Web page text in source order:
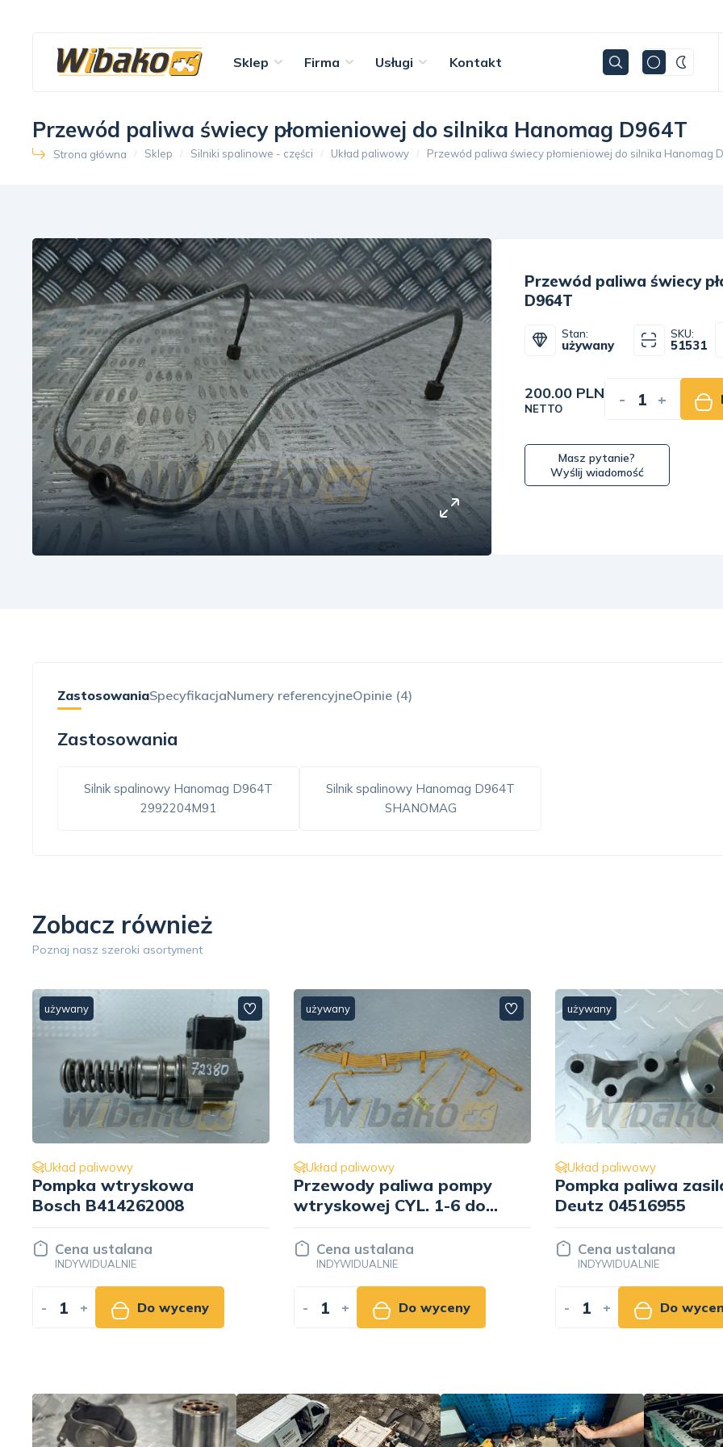
Sklep Firma Usługi Kontakt
Przewód paliwa świecy płomieniowej do silnika Hanomag D964T
Strona główna Sklep Silniki spalinowe - części Układ paliwowy Przewód paliwa świecy płomieniowej do silnika Hanomag
Przewód paliwa świecy
D964T
Stan:
używany
SKU:
51531
200.00 PLN
NETTO - +
Masz pytanie?
Wyślij wiadomość
ZastosowaniaSpecyfikacjaNumery referencyjneOpinie (4)
Zastosowania
Silnik spalinowy Hanomag D964T
2992204M91
Silnik spalinowy Hanomag D964T
SHANOMAG
Zobacz również
Poznaj nasz szeroki asortyment
Układ paliwowy
Przewody paliwa pompy
wtryskowej CYL. 1-6 do
silnika Liebherr D926
9279612
Cena ustalana
INDYWIDUALNIE
+ Do wyceny
Układ paliwowy
Pompka paliwa zasilająca
Deutz 04516955
Cena ustalana
INDYWIDUALNIE
+ Do wyceny
używany
Układ paliwowy
Przewód
10116573
Cena ustalana
INDYWIDUALNIE
+